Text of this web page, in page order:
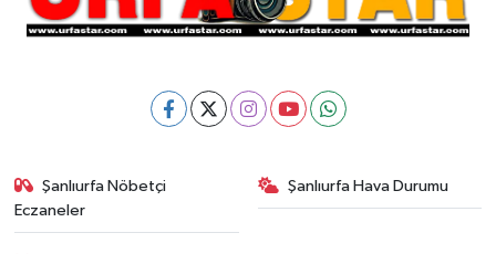
Şanlıurfa Nöbetçi
Eczaneler
Şanlıurfa Hava Durumu